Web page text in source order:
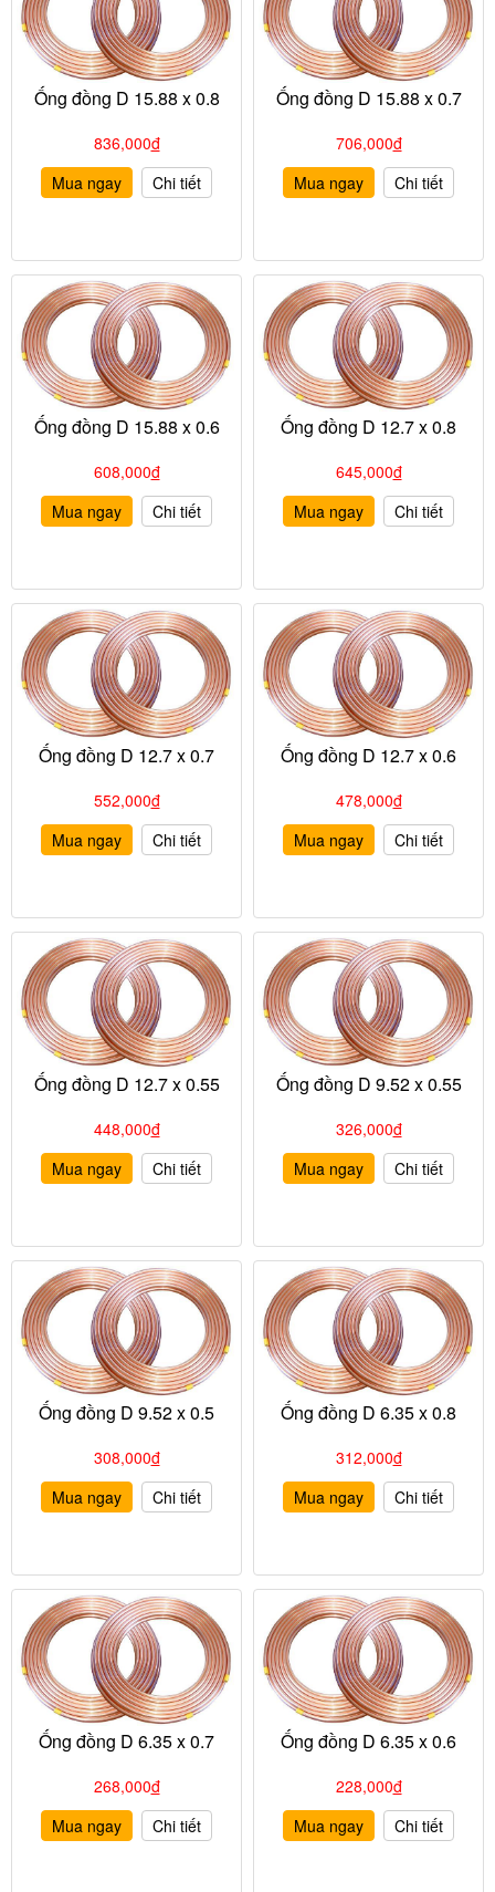
Ống đồng D 15.88 x 0.8
836,000đ
Mua ngay
Chi tiết
Ống đồng D 15.88 x 0.7
706,000đ
Mua ngay
Chi tiết
Ống đồng D 15.88 x 0.6
608,000đ
Mua ngay
Chi tiết
Ống đồng D 12.7 x 0.8
645,000đ
Mua ngay
Chi tiết
Ống đồng D 12.7 x 0.7
552,000đ
Mua ngay
Chi tiết
Ống đồng D 12.7 x 0.6
478,000đ
Mua ngay
Chi tiết
Ống đồng D 12.7 x 0.55
448,000đ
Mua ngay
Chi tiết
Ống đồng D 9.52 x 0.55
326,000đ
Mua ngay
Chi tiết
Ống đồng D 9.52 x 0.5
308,000đ
Mua ngay
Chi tiết
Ống đồng D 6.35 x 0.8
312,000đ
Mua ngay
Chi tiết
Ống đồng D 6.35 x 0.7
268,000đ
Mua ngay
Chi tiết
Ống đồng D 6.35 x 0.6
228,000đ
Mua ngay
Chi tiết